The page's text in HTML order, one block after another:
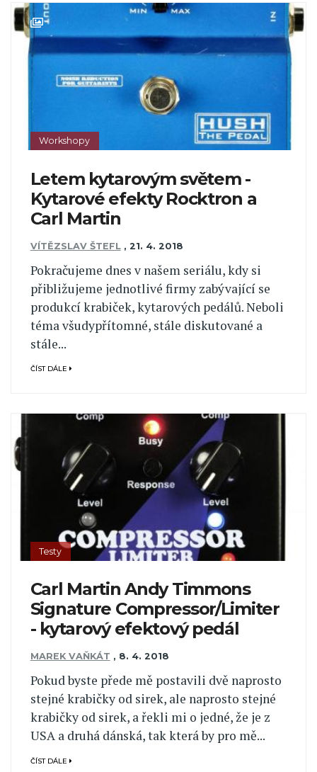
Workshopy
Letem kytarovým světem -
Kytarové efekty Rocktron a
Carl Martin
VÍTĚZSLAV ŠTEFL , 21. 4. 2018
Pokračujeme dnes v našem seriálu, kdy si
přibližujeme jednotlivé firmy zabývající se
produkcí krabiček, kytarových pedálů. Neboli
téma všudypřítomné, stále diskutované a
stále...
ČÍST DÁLE
Testy
Carl Martin Andy Timmons
Signature Compressor/Limiter
- kytarový efektový pedál
MAREK VAŇKÁT , 8. 4. 2018
Pokud byste přede mě postavili dvě naprosto
stejné krabičky od sirek, ale naprosto stejné
krabičky od sirek, a řekli mi o jedné, že je z
USA a druhá dánská, tak která by pro mě...
ČÍST DÁLE